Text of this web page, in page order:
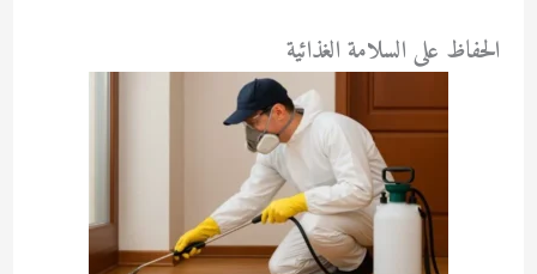
الحفاظ على السلامة الغذائية